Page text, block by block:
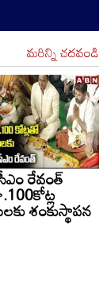
మరిన్ని చదవండి
రేవంత్
శంకుస్థాపన